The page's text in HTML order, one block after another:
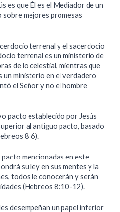
es que Él es el Mediador de un
sobre mejores promesas
terrenal y el sacerdocio
terrenal es un ministerio de
de lo celestial, mientras que
un ministerio en el verdadero
el Señor y no el hombre
pacto establecido por Jesús
al antiguo pacto, basado
8:6).
mencionadas en este
su ley en sus mentes y la
todos le conocerán y serán
(Hebreos 8:10-12).
desempeñan un papel inferior